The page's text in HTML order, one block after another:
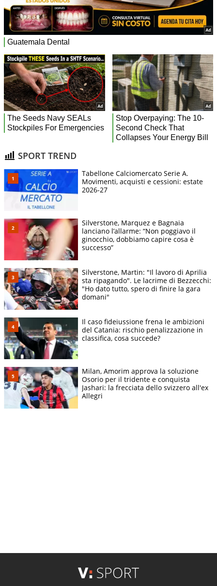
SPORT TREND
Tabellone Calciomercato Serie A.
Movimenti, acquisti e cessioni: estate
2026-27
Silverstone, Marquez e Bagnaia
lanciano l’allarme: “Non poggiavo il
ginocchio, dobbiamo capire cosa è
successo”
Silverstone, Martin: "Il lavoro di Aprilia
sta ripagando". Le lacrime di Bezzecchi:
"Ho dato tutto, spero di finire la gara
domani"
Il caso fideiussione frena le ambizioni
del Catania: rischio penalizzazione in
classifica, cosa succede?
Milan, Amorim approva la soluzione
Osorio per il tridente e conquista
Jashari: la frecciata dello svizzero all'ex
Allegri